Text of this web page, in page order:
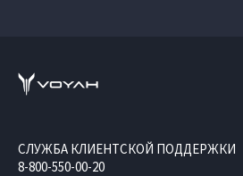
СЛУЖБА КЛИЕНТСКОЙ ПОДДЕРЖКИ
8-800-550-00-20